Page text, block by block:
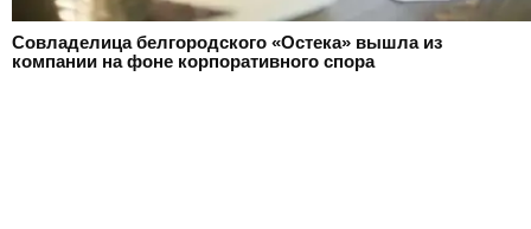
Совладелица белгородского «Остека» вышла из
компании на фоне корпоративного спора